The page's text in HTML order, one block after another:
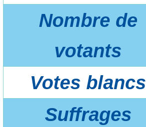
Nombre de
votants
Votes blancs
Suffrages